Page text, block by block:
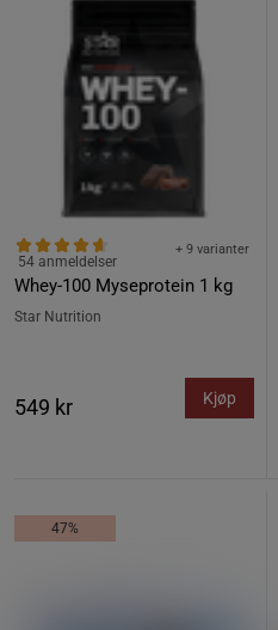
Whey-100 Myseprotein 1 kg
+ 9 varianter
54 anmeldelser
Star Nutrition
549 kr Kjøp
47%